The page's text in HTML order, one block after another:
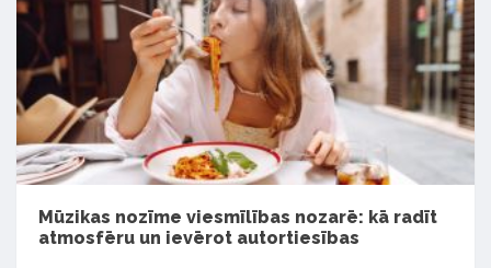
Mūzikas nozīme viesmīlības nozarē: kā radīt
atmosfēru un ievērot autortiesības